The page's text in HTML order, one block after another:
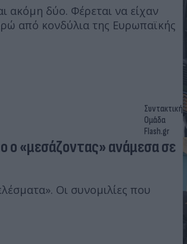
ακόμη δύο. Φέρεται να είχαν
από κονδύλια της Ευρωπαϊκής
Συντακτική
Ομάδα
Flash.gr
ο «μεσάζοντας» ανάμεσα σε
Οι συνομιλίες που